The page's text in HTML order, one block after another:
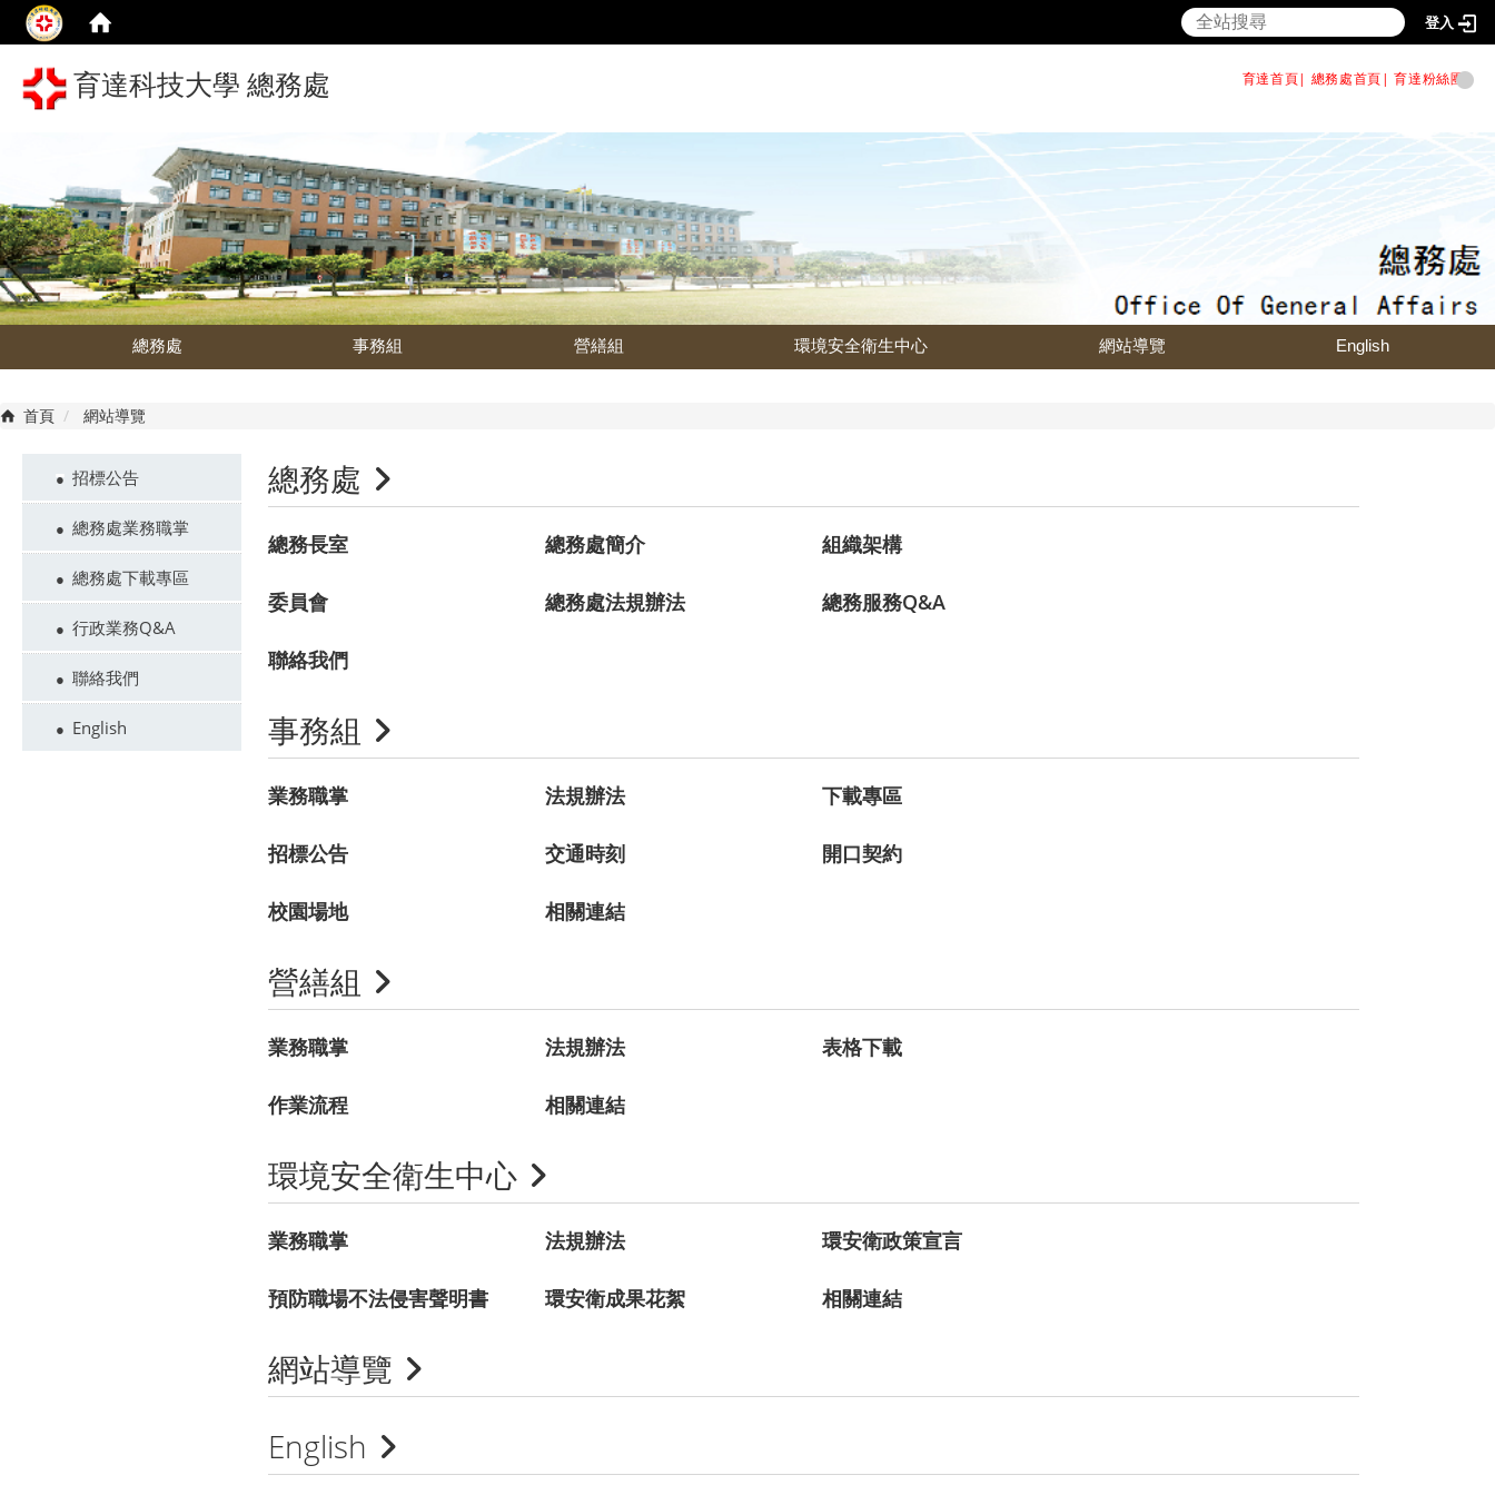
登入
育達科技大學 總務處 育達首頁| 總務處首頁| 育達粉絲團 |
總務處 事務組 營繕組 環境安全衛生中心 網站導覽 English
首頁 網站導覽
招標公告
總務處業務職掌
總務處下載專區
行政業務Q&A
聯絡我們
English
總務處
總務長室 總務處簡介 組織架構
委員會 總務處法規辦法 總務服務Q&A
聯絡我們
事務組
業務職掌 法規辦法 下載專區
招標公告 交通時刻 開口契約
校園場地 相關連結
營繕組
業務職掌 法規辦法 表格下載
作業流程 相關連結
環境安全衛生中心
業務職掌 法規辦法 環安衛政策宣言
預防職場不法侵害聲明書 環安衛成果花絮 相關連結
網站導覽
English